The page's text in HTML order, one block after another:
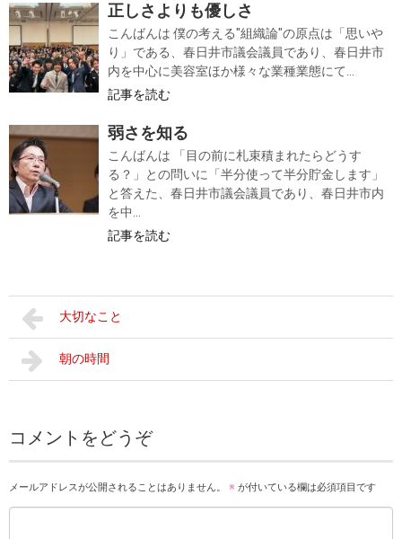
正しさよりも優しさ
こんばんは 僕の考える"組織論"の原点は「思いや
り」である、春日井市議会議員であり、春日井市
内を中心に美容室ほか様々な業種業態にて...
記事を読む
弱さを知る
こんばんは 「目の前に札束積まれたらどうす
る？」との問いに「半分使って半分貯金します」
と答えた、春日井市議会議員であり、春日井市内
を中...
記事を読む
大切なこと
朝の時間
コメントをどうぞ
メールアドレスが公開されることはありません。 ※ が付いている欄は必須項目です